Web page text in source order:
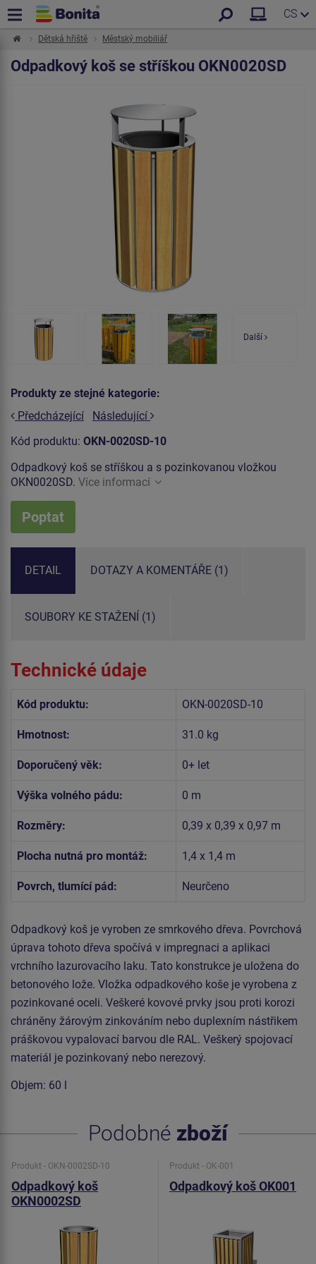
CS
Dětská hřiště Městský mobiliář
Odpadkový koš se stříškou OKN0020SD
Další
Produkty ze stejné kategorie:
Předcházející
Následující
Kód produktu: OKN-0020SD-10
Odpadkový koš se stříškou a s pozinkovanou vložkou
OKN0020SD. Více informací
Poptat
DETAIL DOTAZY A KOMENTÁŘE (1)
SOUBORY KE STAŽENÍ (1)
Technické údaje
Kód produktu: OKN-0020SD-10
Hmotnost: 31.0 kg
Doporučený věk: 0+ let
Výška volného pádu: 0 m
Rozměry: 0,39 x 0,39 x 0,97 m
Plocha nutná pro montáž: 1,4 x 1,4 m
Povrch, tlumící pád: Neurčeno
Odpadkový koš je vyroben ze smrkového dřeva. Povrchová
úprava tohoto dřeva spočívá v impregnaci a aplikaci
vrchního lazurovacího laku. Tato konstrukce je uložena do
betonového lože. Vložka odpadkového koše je vyrobena z
pozinkované oceli. Veškeré kovové prvky jsou proti korozi
chráněny žárovým zinkováním nebo duplexním nástřikem
práškovou vypalovací barvou dle RAL. Veškerý spojovací
materiál je pozinkovaný nebo nerezový.
Objem: 60 l
Podobné zboží
Produkt - OKN-0002SD-10
Odpadkový koš
OKN0002SD
Produkt - OK-001
Odpadkový koš OK001